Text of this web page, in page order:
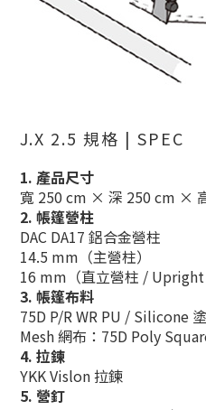
J.X 2.5 規格 | SPEC
1. 產品尺寸
寬 250 cm × 深 250 cm ×
2. 帳篷營柱
DAC DA17 鋁合金營柱
14.5 mm（主營柱）
16 mm（直立營柱 / Upright
3. 帳篷布料
75D P/R WR PU / Silicone
Mesh 網布：75D Poly
4. 拉鍊
YKK Vislon 拉鍊
5. 營釘